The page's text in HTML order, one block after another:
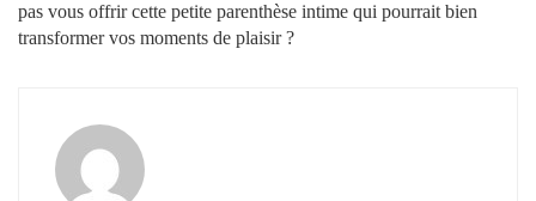
pas vous offrir cette petite parenthèse intime qui pourrait bien
transformer vos moments de plaisir ?